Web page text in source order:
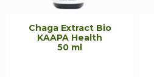
Chaga Extract Bio
KAAPA Health
50 ml